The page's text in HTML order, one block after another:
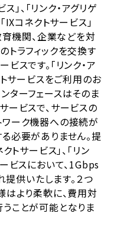
」、「リンク・アグリゲ
IXコネクトサービス」
機関、企業などを対
トラフィックを交換す
スです。「リンク・ア
サービスをご利用のお
ターフェースはそのま
ービスで、サービスの
ーク機器への接続が
必要がありません。提
トサービス」、「リン
ビスにおいて、1Gbps
供いたします。２つ
はより柔軟に、費用対
ことが可能となりま